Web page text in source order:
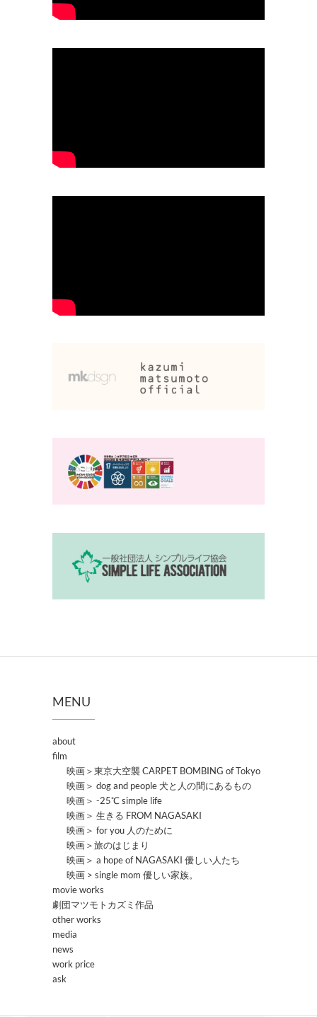
MENU
about
film
映画＞東京大空襲 CARPET BOMBING of Tokyo
映画＞ dog and people 犬と人の間にあるもの
映画＞ -25℃ simple life
映画＞ 生きる FROM NAGASAKI
映画＞ for you 人のために
映画＞旅のはじまり
映画＞ a hope of NAGASAKI 優しい人たち
映画 > single mom 優しい家族。
movie works
劇団マツモトカズミ作品
other works
media
news
work price
ask